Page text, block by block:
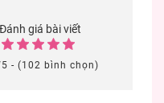
Đánh giá bài viết
- (102 bình chọn)